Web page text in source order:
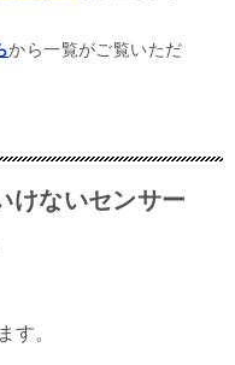
から一覧がご覧いただ
けないセンサー
す。